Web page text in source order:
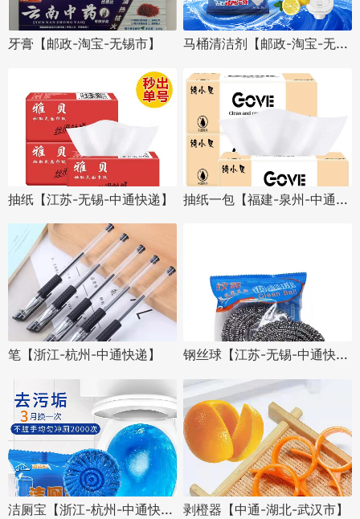
牙膏【邮政-淘宝-无锡市】 马桶清洁剂【邮政-淘宝-无锡市】
抽纸【江苏-无锡-中通快递】 抽纸一包【福建-泉州-中通快递】
笔【浙江-杭州-中通快递】 钢丝球【江苏-无锡-中通快递】
洁厕宝【浙江-杭州-中通快递】 剥橙器【中通-湖北-武汉市】